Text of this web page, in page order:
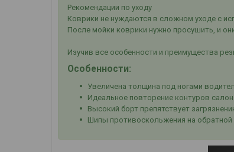
Рекомендации по уходу
Коврики не нуждаются в сложном уходе с
После мойки коврики нужно просушить, и
Изучив все особенности и преимущества
Особенности:
Увеличена толщина под ногами
Идеальное повторение контуров
Высокий борт препятствует
Шипы противоскольжения на обратной